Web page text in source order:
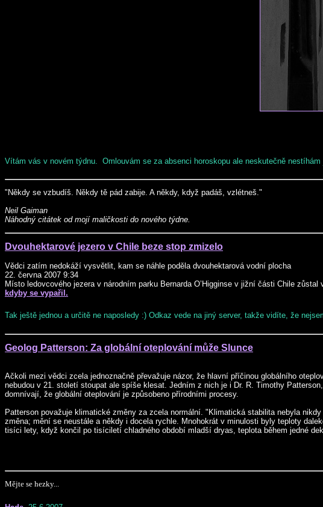
Vítám vás v novém týdnu. Omlouvám se za absenci horoskopu ale neskutečně
"Někdy se vzbudíš. Někdy tě pád zabije. A někdy, když padáš, vzlétneš."
Neil Gaiman
Náhodný citátek od mojí maličkosti do nového týdne.
Dvouhektarové jezero v Chile beze stop zmizelo
Vědci zatím nedokáží vysvětlit, kam se náhle poděla dvouhektarová vodní plocha
22. června 2007 9:34
Místo ledovcového jezera v národním parku Bernarda O’Higginse v jižní části Chile
kdyby se vypařil.
Tak ještě jednou a určitě ne naposledy :) Odkaz vede na jiný server, takže vidíte, že
Geolog Patterson: Za globální oteplování může Slunce
Ačkoli mezi vědci zcela jednoznačně převažuje názor, že hlavní příčinou globálního
nebudou v 21. století stoupat ale spíše klesat. Jedním z nich je i Dr. R. Timothy
domnívají, že globální oteplování je způsobeno přírodními procesy.
Patterson považuje klimatické změny za zcela normální. "Klimatická stabilita nebyla
změna; mění se neustále a někdy i docela rychle. Mnohokrát v minulosti byly teploty
tisíci lety, když končil po tisíciletí chladného období mladší dryas, teplota během jedné
Mějte se hezky...